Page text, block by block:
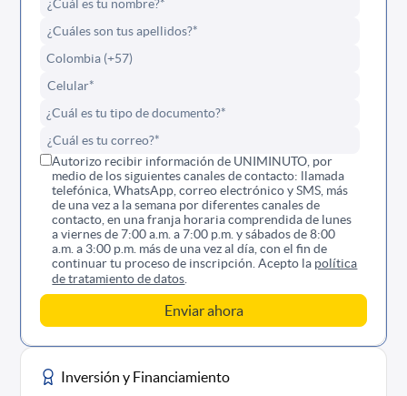
Autorizo recibir información de UNIMINUTO, por
medio de los siguientes canales de contacto: llamada
telefónica, WhatsApp, correo electrónico y SMS, más
de una vez a la semana por diferentes canales de
contacto, en una franja horaria comprendida de lunes
a viernes de 7:00 a.m. a 7:00 p.m. y sábados de 8:00
a.m. a 3:00 p.m. más de una vez al día, con el fin de
continuar tu proceso de inscripción. Acepto la política
de tratamiento de datos
Inversión y Financiamiento